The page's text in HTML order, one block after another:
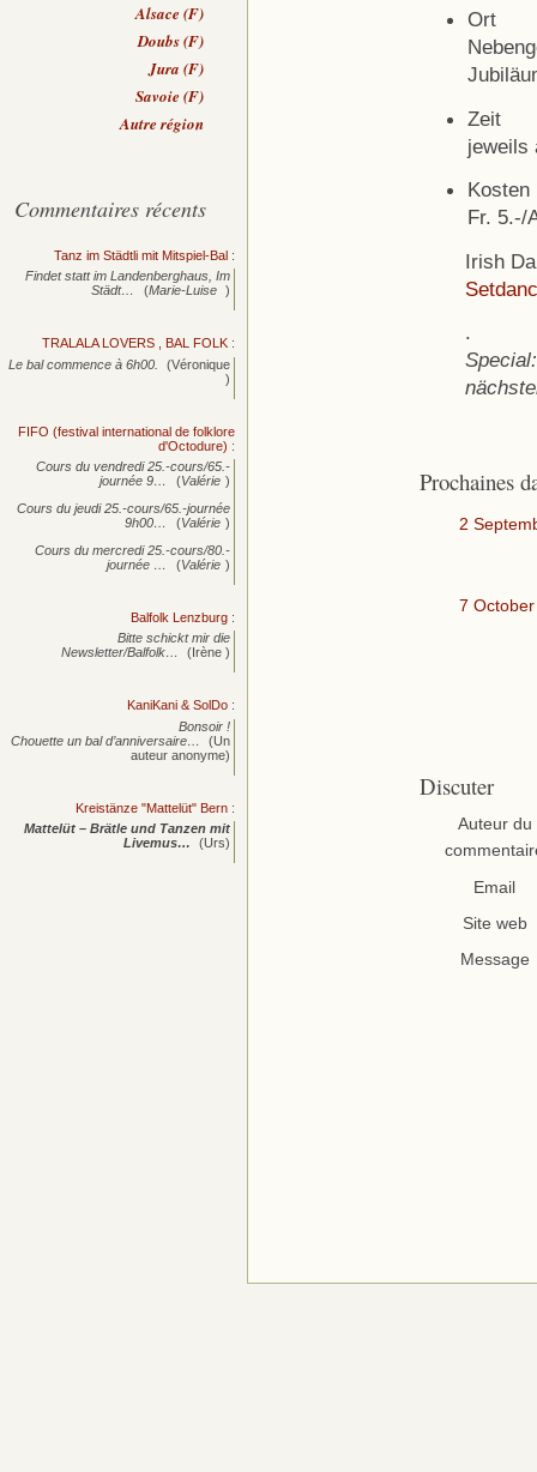
Ort
Zeit
jeweils
Kosten
Fr. 5.-/
Irish
.
Special:
Prochaines
2
7
Discuter
Auteur du
Email
Site web
Message
Alsace (F)
Doubs (F)
Jura (F)
Savoie (F)
Autre région
Commentaires récents
Tanz im Städtli mit Mitspiel-Bal :
Findet statt im Landenberghaus, Im
Städt…
(Marie-Luise )
TRALALA LOVERS , BAL FOLK :
Le bal commence à 6h00.
(Véronique
)
FIFO (festival international de folklore
d'Octodure) :
Cours du vendredi 25.-cours/65.-
journée 9… (Valérie )
Cours du jeudi 25.-cours/65.-journée
9h00…
(Valérie )
Cours du mercredi 25.-cours/80.-
journée … (Valérie )
Balfolk Lenzburg :
Bitte schickt mir die
Newsletter/Balfolk…
(Irène )
KaniKani & SolDo :
Bonsoir !
Chouette un bal d’anniversaire…
(Un
auteur anonyme)
Kreistänze "Mattelüt" Bern :
Mattelüt – Brätle und Tanzen mit
Livemus…
(Urs)